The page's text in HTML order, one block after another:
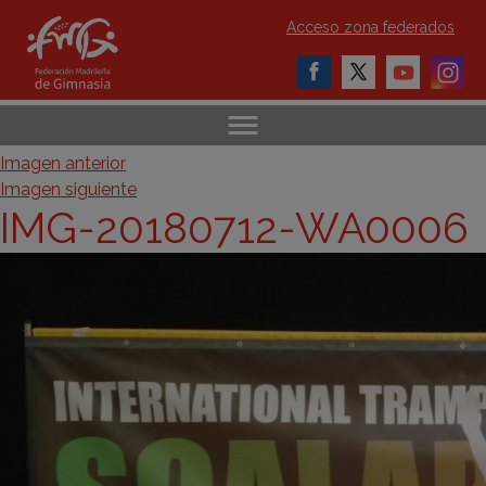
Acceso zona federados
Imagen anterior
Imagen siguiente
IMG-20180712-WA0006